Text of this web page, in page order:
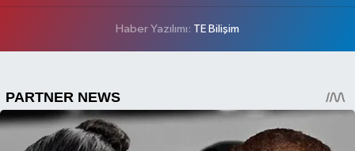
Haber Yazılımı: TE Bilişim